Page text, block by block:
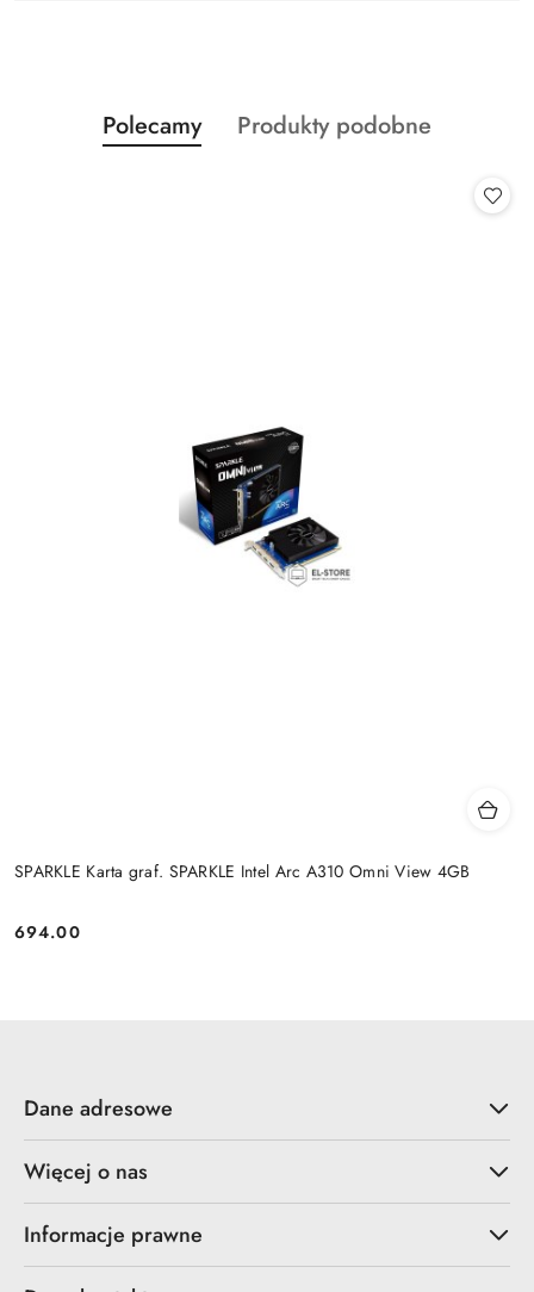
Pomiń karuzelę produktów
Produkty
o
Polecamy
Produkty
Produkty podobne
SPARKLE Karta graf. SPARKLE Intel Arc A310 Omni View 4GB
Cena:
694.00
Dane adresowe
Więcej o nas
Informacje prawne